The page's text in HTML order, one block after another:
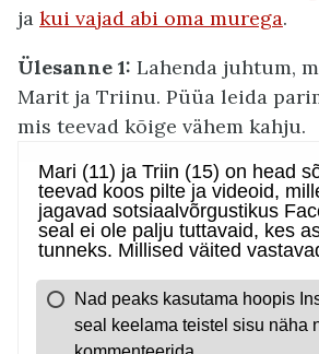
ja kui vajad abi oma murega.
Ülesanne 1: Lahenda juhtum,
Marit ja Triinu. Püüa leida
mis teevad kõige vähem kahju.